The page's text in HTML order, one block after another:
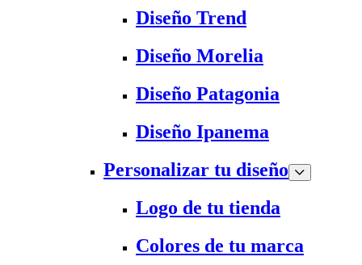
Diseño Trend
Diseño Morelia
Diseño Patagonia
Diseño Ipanema
Personalizar tu diseño
Logo de tu tienda
Colores de tu marca